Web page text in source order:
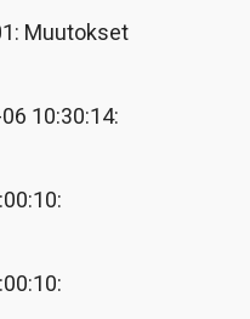
Muutokset
10:30:14: